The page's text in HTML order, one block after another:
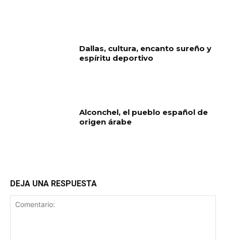
Dallas, cultura, encanto sureño y
espíritu deportivo
Alconchel, el pueblo español de
origen árabe
DEJA UNA RESPUESTA